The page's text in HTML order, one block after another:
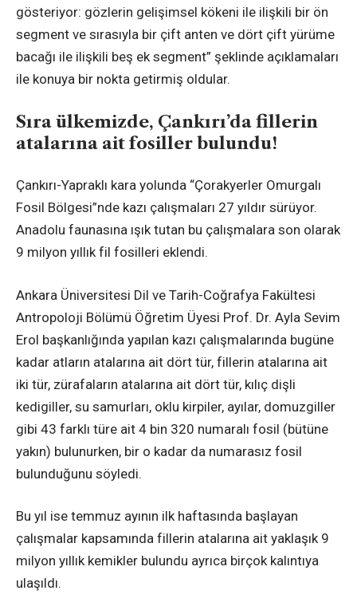
gösteriyor: gözlerin gelişimsel kökeni ile ilişkili bir ön
segment ve sırasıyla bir çift anten ve dört çift yürüme
bacağı ile ilişkili beş ek segment” şeklinde açıklamaları
ile konuya bir nokta getirmiş oldular.
Sıra ülkemizde, Çankırı’da fillerin
atalarına ait fosiller bulundu!
Çankırı-Yapraklı kara yolunda “Çorakyerler Omurgalı
Fosil Bölgesi”nde kazı çalışmaları 27 yıldır sürüyor.
Anadolu faunasına ışık tutan bu çalışmalara son olarak
9 milyon yıllık fil fosilleri eklendi.
Ankara Üniversitesi Dil ve Tarih-Coğrafya Fakültesi
Antropoloji Bölümü Öğretim Üyesi Prof. Dr. Ayla Sevim
Erol başkanlığında yapılan kazı çalışmalarında bugüne
kadar atların atalarına ait dört tür, fillerin atalarına ait
iki tür, zürafaların atalarına ait dört tür, kılıç dişli
kedigiller, su samurları, oklu kirpiler, ayılar, domuzgiller
gibi 43 farklı türe ait 4 bin 320 numaralı fosil (bütüne
yakın) bulunurken, bir o kadar da numarasız fosil
bulunduğunu söyledi.
Bu yıl ise temmuz ayının ilk haftasında başlayan
çalışmalar kapsamında fillerin atalarına ait yaklaşık 9
milyon yıllık kemikler bulundu ayrıca birçok kalıntıya
ulaşıldı.